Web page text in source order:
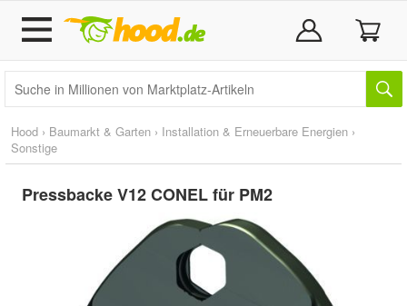
Hood › Baumarkt & Garten › Installation & Erneuerbare Energien ›
Sonstige
Pressbacke V12 CONEL für PM2